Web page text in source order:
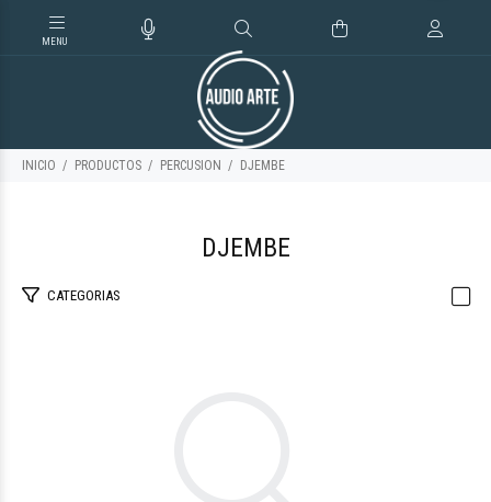
INICIO PRODUCTOS PERCUSION DJEMBE
DJEMBE
CATEGORIAS